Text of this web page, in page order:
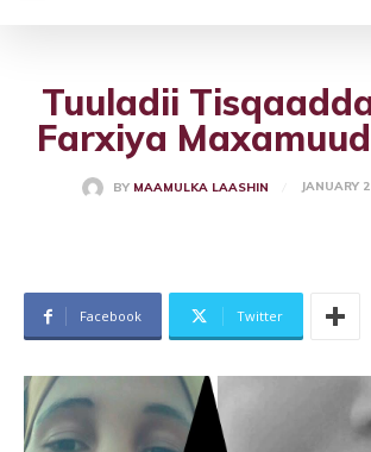
Tuuladii
Farxiya
BY MAAMULKA LAASHIN JANUARY
Facebook Twitter